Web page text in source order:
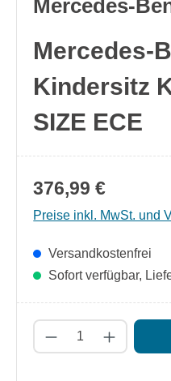
Mercedes-
Mercedes-
Kindersitz
SIZE ECE
376,99 €
Preise inkl. MwSt. und
Versandkostenfrei
Sofort verfügbar,
Produkt Anzahl: